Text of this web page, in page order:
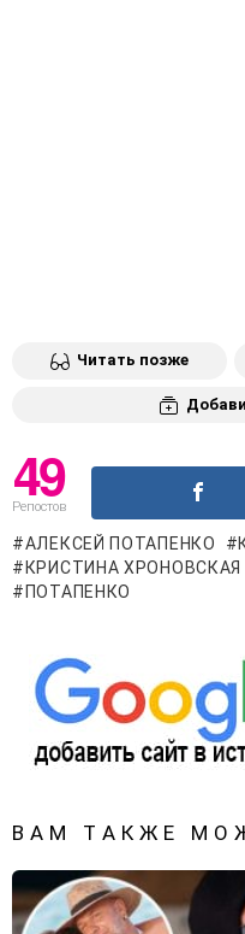
Читать позже
49
Репостов
АЛЕКСЕЙ ПОТАПЕНКО
КРИСТИНА ХРОНОВСКАЯ
ПОТАПЕНКО
ВАМ ТАКЖЕ